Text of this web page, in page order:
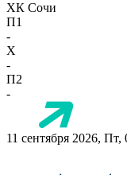
ХК Сочи
П1
-
X
-
П2
-
11 сентября 2026, Пт,